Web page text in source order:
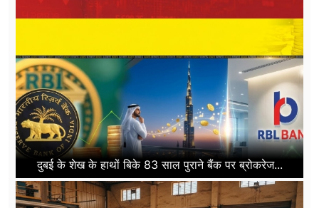
दुबई के शेख के हाथों बिके 83 साल पुराने बैंक पर ब्रोकरेज...